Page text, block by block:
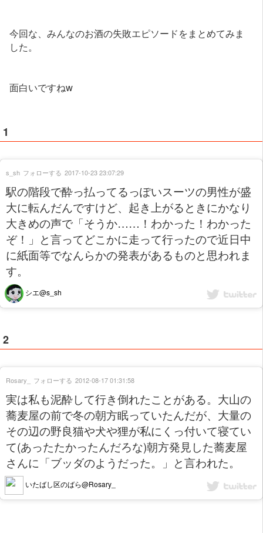
今回な、みんなのお酒の失敗エピソードをまとめてみま
した。
面白いですねw
1
駅の階段で酔っ払ってるっぽいスーツの男性が盛
大に転んだんですけど、起き上がるときにかなり
大きめの声で「そうか……！わかった！わかった
ぞ！」と言ってどこかに走って行ったので近日中
に紙面等でなんらかの発表があるものと思われま
す。
シエ@s_sh
s_sh フォローする 2017-10-23 23:07:29
2
実は私も泥酔して行き倒れたことがある。大山の
蕎麦屋の前で冬の朝方眠っていたんだが、大量の
その辺の野良猫や犬や狸が私にくっ付いて寝てい
て(あったたかったんだろな)朝方発見した蕎麦屋
さんに「ブッダのようだった。」と言われた。
いたばし区のばら@Rosary_
Rosary_ フォローする 2012-08-17 01:31:58